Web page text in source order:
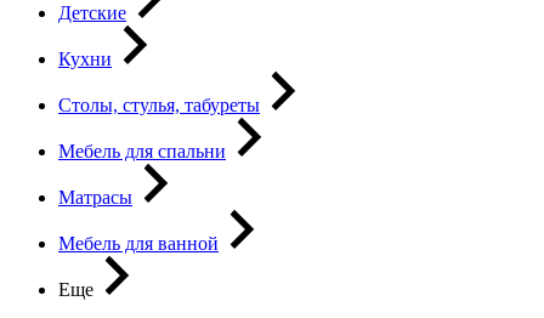
Детские
Кухни
Столы, стулья, табуреты
Мебель для спальни
Матрасы
Мебель для ванной
Еще